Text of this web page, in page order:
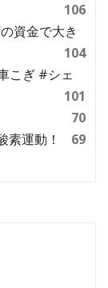
106
資金で大き
104
こぎ #シェ
101
70
素運動！
69